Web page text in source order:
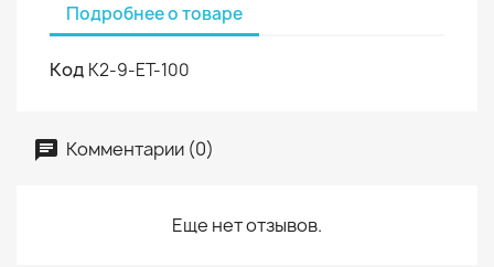
Подробнее о товаре
Код К2-9-ЕТ-100
Комментарии (0)
Еще нет отзывов.